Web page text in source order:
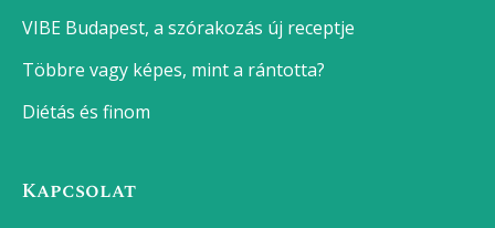
VIBE Budapest, a szórakozás új receptje
Többre vagy képes, mint a rántotta?
Diétás és finom
Kapcsolat